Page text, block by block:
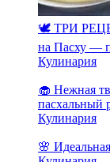
🕊️ ТРИ
на Пасху —
Кулинария
🧁 Нежная
пасхальный
Кулинария
🌸